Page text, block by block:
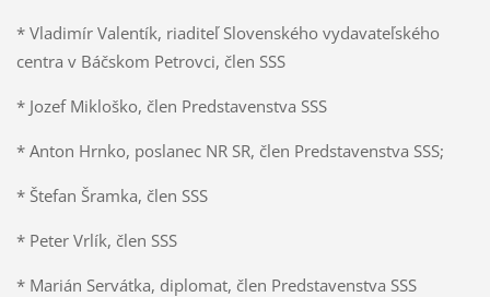
* Vladimír Valentík, riaditeľ Slovenského vydavateľského
centra v Báčskom Petrovci, člen SSS
* Jozef Mikloško, člen Predstavenstva SSS
* Anton Hrnko, poslanec NR SR, člen Predstavenstva SSS;
* Štefan Šramka, člen SSS
* Peter Vrlík, člen SSS
* Marián Servátka, diplomat, člen Predstavenstva SSS